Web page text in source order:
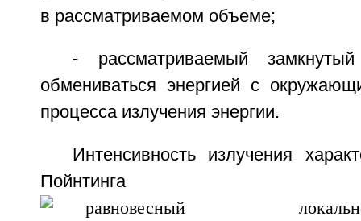
в рассматриваемом объеме;
- рассматриваемый
обмениваться энергией с
процесса излучения энергии.
Интенсивность излучения
Пойнтинга